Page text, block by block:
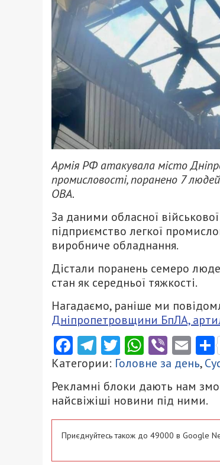
Армія РФ атакувала місто
промисловості, поранено 7
ОВА.
За даними обласної
підприємство легкої
виробниче обладнання.
Дістали поранень семеро
стан як середньої тяжкості.
Нагадаємо, раніше ми
Дніпропетровщини БпЛА,
Facebook
Telegram
TwitterViber
Категории: Головне за день,
Рекламні блоки дають нам
найсвіжіші новини під ними.
Приєднуйтесь також до 49000 в Google